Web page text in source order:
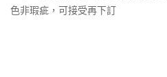
色非瑕疵，可接受再下訂